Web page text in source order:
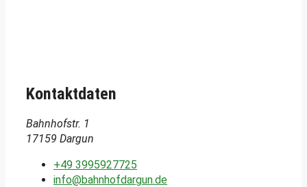
Kontaktdaten
Bahnhofstr. 1
17159 Dargun
+49 3995927725
info@bahnhofdargun.de